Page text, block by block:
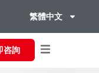
繁體中文
咨詢